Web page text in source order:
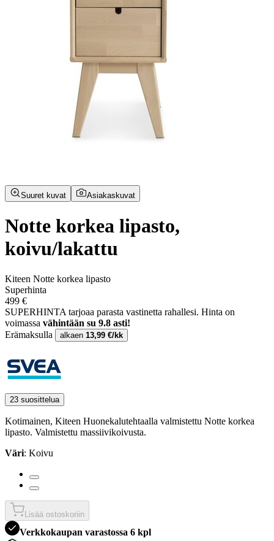
Suuret kuvat Asiakaskuvat
Notte korkea lipasto,
koivu/lakattu
Kiteen Notte korkea lipasto
Superhinta
499 €
SUPERHINTA tarjoaa parasta vastinetta rahallesi. Hinta on
voimassa vähintään su 9.8 asti!
Erämaksulla
alkaen 13,99 €/kk
23 suosittelua
Kotimainen, Kiteen Huonekalutehtaalla valmistettu Notte korkea
lipasto. Valmistettu massiivikoivusta.
Väri: Koivu
Lisää ostoskoriin
Verkkokaupan varastossa 6 kpl